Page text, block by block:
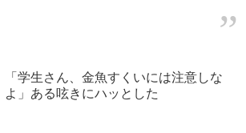
「学生さん、金魚すくいには注意しな
よ」ある呟きにハッとした